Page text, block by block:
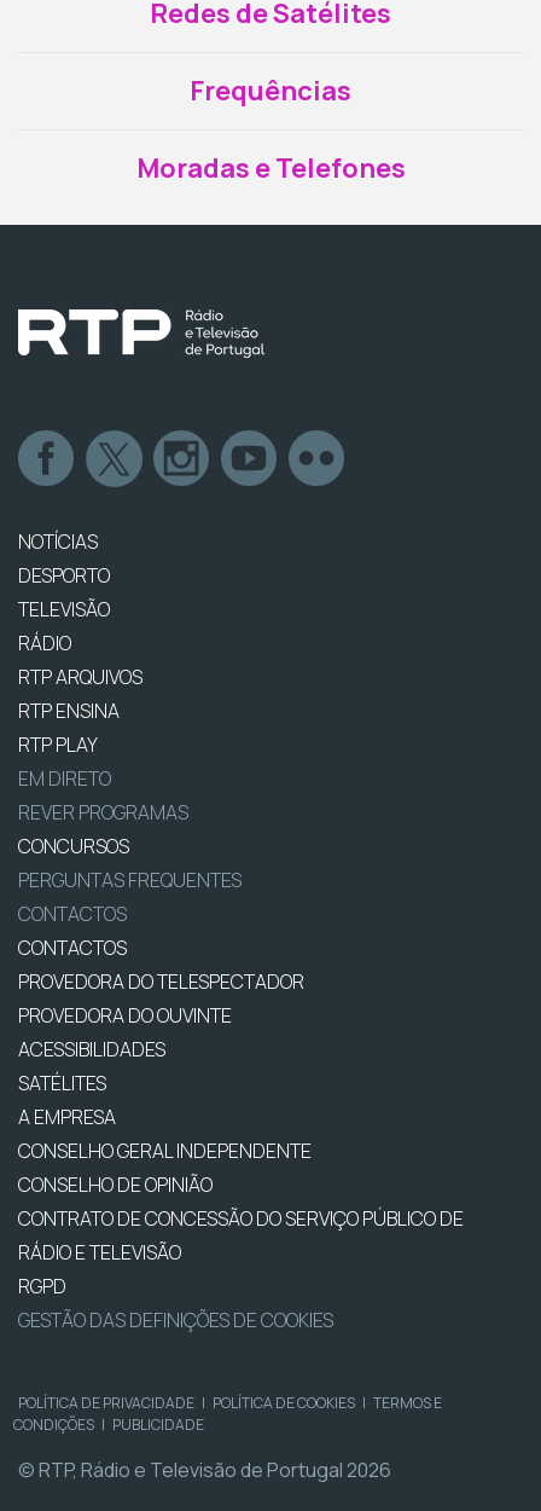
Redes de Satélites
Frequências
Moradas e Telefones
NOTÍCIAS
DESPORTO
TELEVISÃO
RÁDIO
RTP ARQUIVOS
RTP ENSINA
RTP PLAY
EM DIRETO
REVER PROGRAMAS
CONCURSOS
PERGUNTAS FREQUENTES
CONTACTOS
CONTACTOS
PROVEDORA DO TELESPECTADOR
PROVEDORA DO OUVINTE
ACESSIBILIDADES
SATÉLITES
A EMPRESA
CONSELHO GERAL INDEPENDENTE
CONSELHO DE OPINIÃO
CONTRATO DE CONCESSÃO DO SERVIÇO PÚBLICO DE
RÁDIO E TELEVISÃO
RGPD
GESTÃO DAS DEFINIÇÕES DE COOKIES
POLÍTICA DE PRIVACIDADE | POLÍTICA DE COOKIES | TERMOS E
CONDIÇÕES | PUBLICIDADE
© RTP, Rádio e Televisão de Portugal 2026